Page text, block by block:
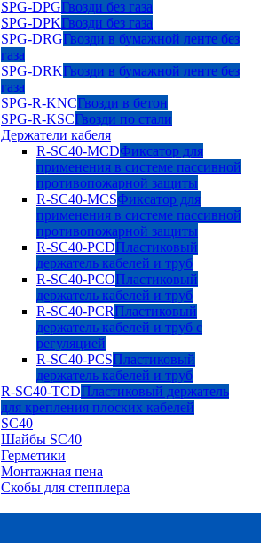
SPG-DPGГвозди без газа
SPG-DPKГвозди без газа
SPG-DRGГвозди в бумажной ленте без
газа
SPG-DRKГвозди в бумажной ленте без
газа
SPG-R-KNCГвозди в бетон
SPG-R-KSCГвозди по стали
Держатели кабеля
R-SC40-MCDФиксатор для
применения в системе пассивной
противопожарной защиты
R-SC40-MCSФиксатор для
применения в системе пассивной
противопожарной защиты
R-SC40-PCDПластиковый
держатель кабелей и труб
R-SC40-PCOПластиковый
держатель кабелей и труб
R-SC40-PCRПластиковый
держатель кабелей и труб с
регуляцией
R-SC40-PCSПластиковый
держатель кабелей и труб
R-SC40-TCDПластиковый держатель
для крепления плоских кабелей
SC40
Шайбы SC40
Герметики
Монтажная пена
Скобы для степплера